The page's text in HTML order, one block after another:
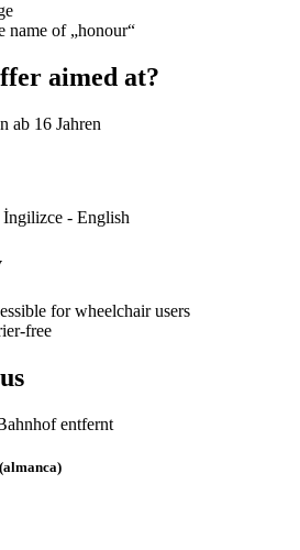
name of „honour“
aimed at?
ab 16 Jahren
- English
for wheelchair users
free
entfernt